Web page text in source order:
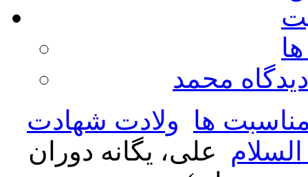
محمد
ها
ولادت شهادت
علی، یگانه دوران